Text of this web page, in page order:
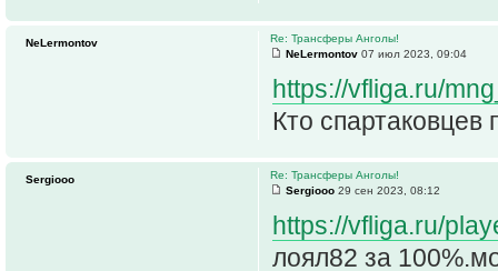
Re: Трансферы Анголы!
NeLermontov 07 июл 2023, 09:04
https://vfliga.ru/
Кто спартаковцев
NeLermontov
Re: Трансферы Анголы!
Sergiooo 29 сен 2023, 08:12
https://vfliga.ru/
лоял82 за
Sergiooo